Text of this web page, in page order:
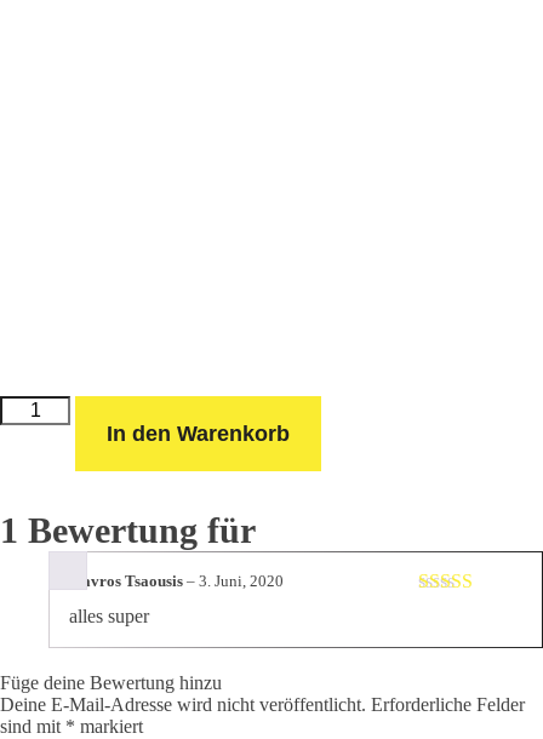
Masse-
In den Warenkorb
1 Bewertung für
Stavros Tsaousis – 3. Juni, 2020
alles super
Füge deine Bewertung hinzu
Deine E-Mail-Adresse wird nicht veröffentlicht. Erforderliche Felder
sind mit * markiert